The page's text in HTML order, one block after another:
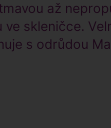
až
ve skleničce.
s odrůdou